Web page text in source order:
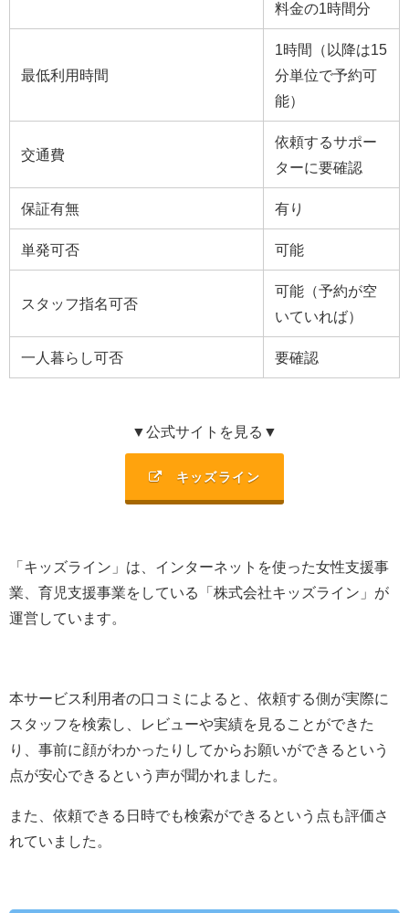
料金の1時間分
最低利用時間
1時間（以降は15
分単位で予約可
能）
交通費
依頼するサポー
ターに要確認
保証有無 有り
単発可否 可能
スタッフ指名可否
可能（予約が空
いていれば）
一人暮らし可否 要確認
▼公式サイトを見る▼
キッズライン
「キッズライン」は、 インターネットを使った女性支援事
業、育児支援事業を している「 株式会社キッズライン 」が
運営しています。
本サービス利用者の口コミによると、依頼する側が実際に
スタッフを検索し、レビューや実績を見ることができた
り、事前に顔がわかったりしてからお願いができるという
点が安心できるという声が聞かれました。
また、依頼できる日時でも検索ができるという点も評価さ
れていました。